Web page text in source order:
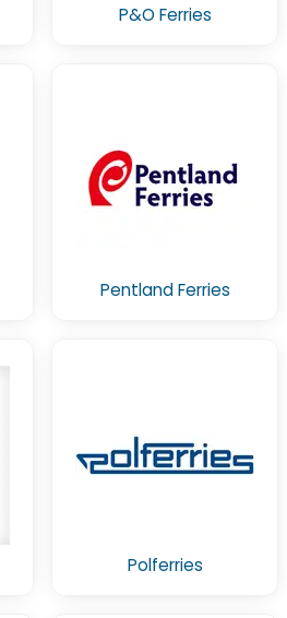
P&O Ferries
Pentland Ferries
Polferries